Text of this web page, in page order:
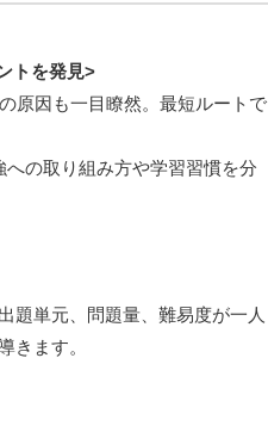
トを発見>
原因も一目瞭然。最短ルートで
の取り組み方や学習習慣を分
題単元、問題量、難易度が一人
きます。